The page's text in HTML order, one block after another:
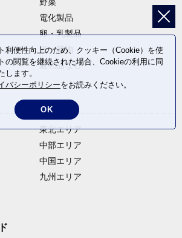
電化製品
卵・乳製品
米・穀物
返礼品なし
東北エリア
中部エリア
中国エリア
九州エリア
利便性向上のため、クッキー（Cookie）を使
の閲覧を継続された場合、Cookieの利用に同
します。
バシーポリシーをお読みください。
OK